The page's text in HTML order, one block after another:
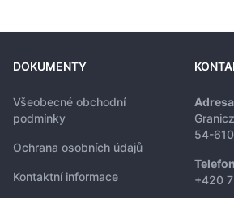
DOKUMENTY
Všeobecné obchodní
podmínky
Ochrana osobních údajů
Kontaktní informace
54-
+420